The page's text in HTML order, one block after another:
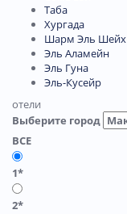
Таба
Хургада
Шарм Эль Шейх
Эль Аламейн
Эль Гуна
Эль-Кусейр
отели
Выберите город
ВСЕ
1*
2*